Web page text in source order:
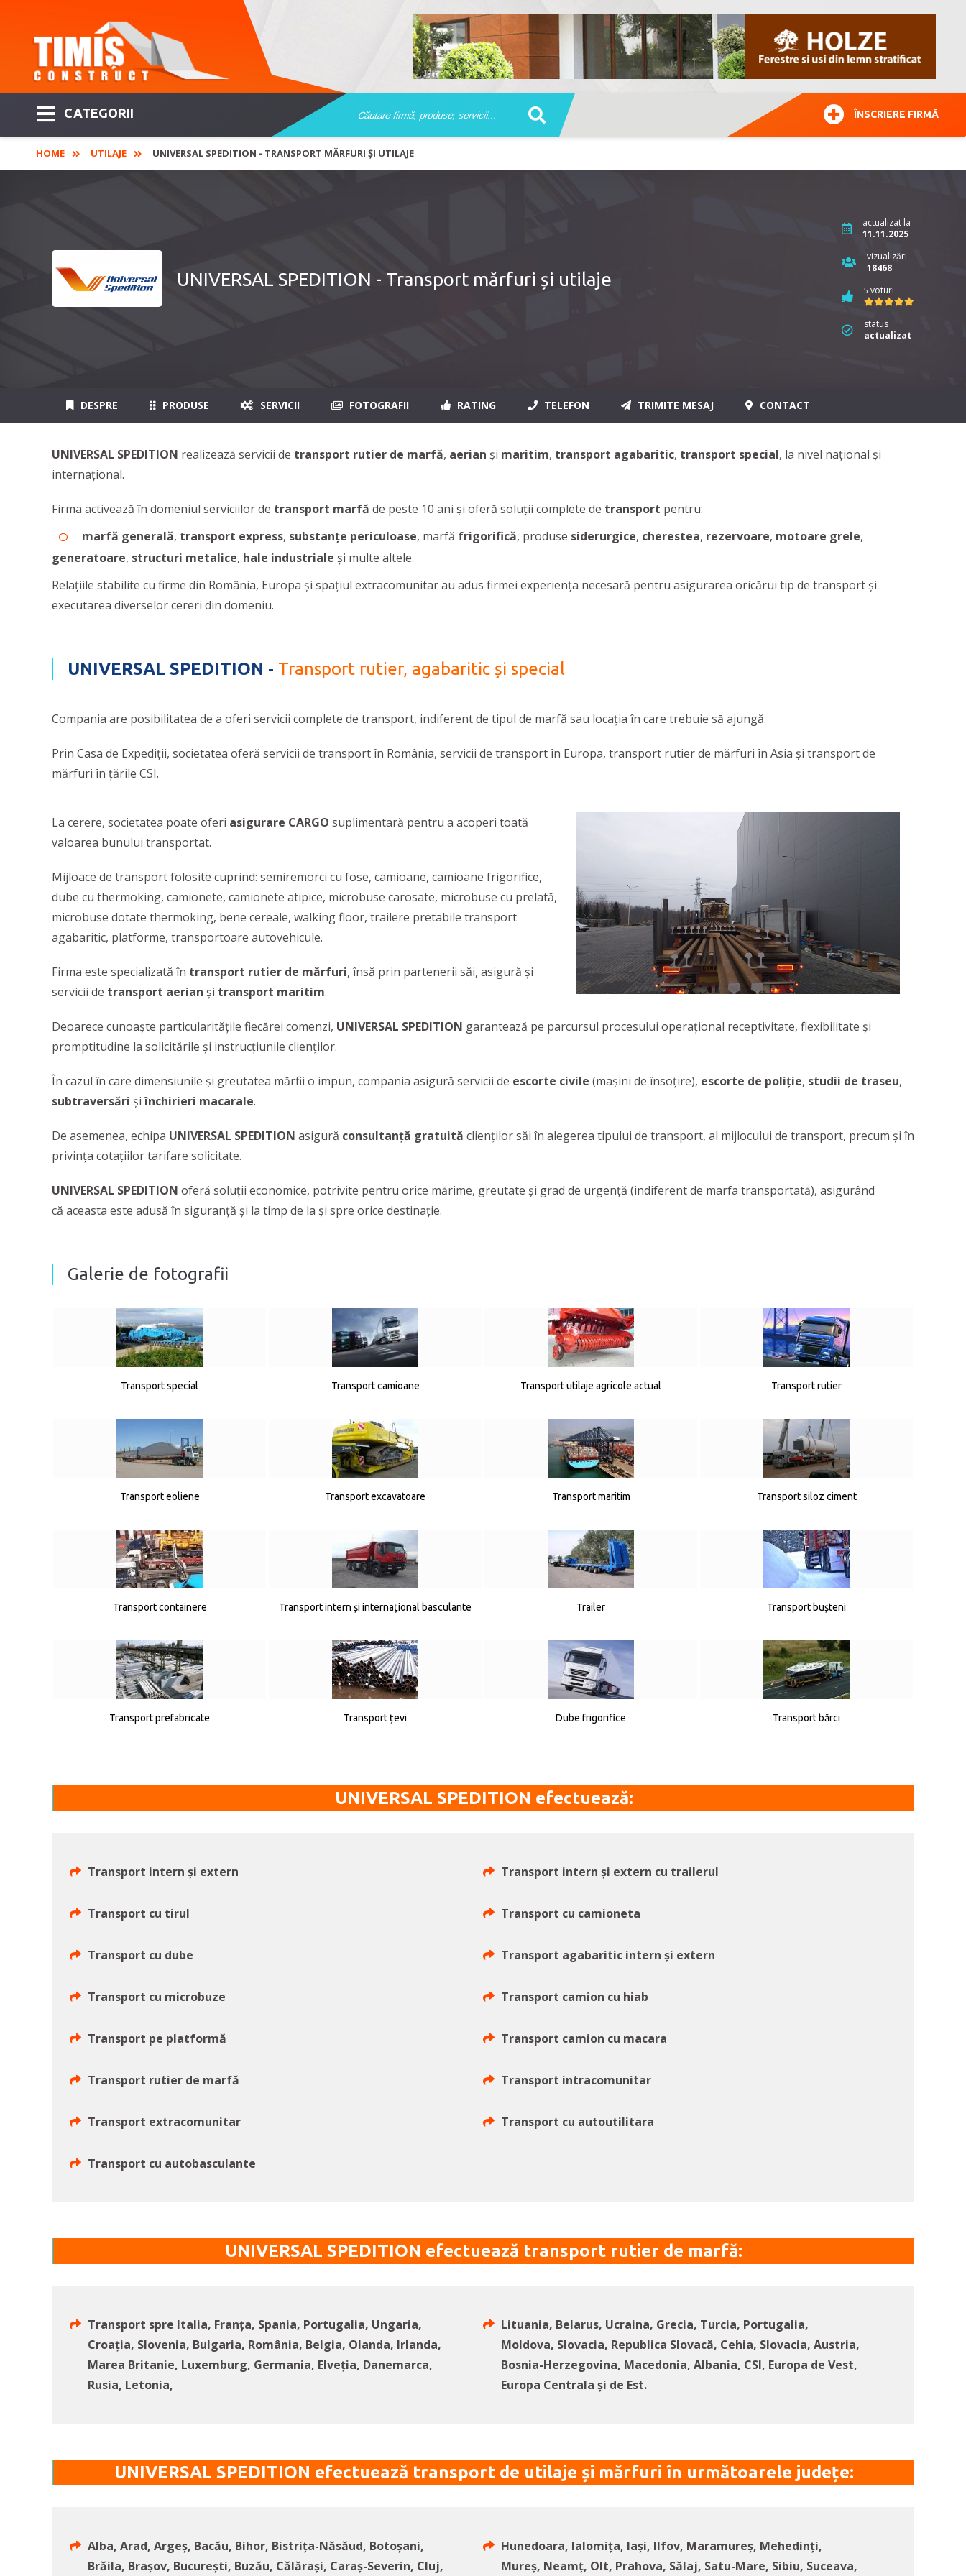
CATEGORII ÎNSCRIERE FIRMĂ
HOME UTILAJE UNIVERSAL SPEDITION - TRANSPORT MĂRFURI ȘI UTILAJE
UNIVERSAL SPEDITION - Transport mărfuri și utilaje
actualizat la
11.11.2025
vizualizări
18468
5 voturi
status
actualizat
DESPRE PRODUSE SERVICII FOTOGRAFII RATING TELEFON TRIMITE MESAJ CONTACT
UNIVERSAL SPEDITION realizează servicii de transport rutier de marfă, aerian și maritim, transport agabaritic, transport special, la nivel național și
internațional.
Firma activează în domeniul serviciilor de transport marfă de peste 10 ani și oferă soluții complete de transport pentru:
marfă generală, transport express, substanțe periculoase, marfă frigorifică, produse siderurgice, cherestea, rezervoare, motoare grele,
generatoare, structuri metalice, hale industriale şi multe altele.
Relațiile stabilite cu firme din România, Europa și spațiul extracomunitar au adus firmei experiența necesară pentru asigurarea oricărui tip de transport și
executarea diverselor cereri din domeniu.
UNIVERSAL SPEDITION - Transport rutier, agabaritic și special
Compania are posibilitatea de a oferi servicii complete de transport, indiferent de tipul de marfă sau locația în care trebuie să ajungă.
Prin Casa de Expediții, societatea oferă servicii de transport în România, servicii de transport în Europa, transport rutier de mărfuri în Asia și transport de
mărfuri în țările CSI.
La cerere, societatea poate oferi asigurare CARGO suplimentară pentru a acoperi toată
valoarea bunului transportat.
Mijloace de transport folosite cuprind: semiremorci cu fose, camioane, camioane frigorifice,
dube cu thermoking, camionete, camionete atipice, microbuse carosate, microbuse cu prelată,
microbuse dotate thermoking, bene cereale, walking floor, trailere pretabile transport
agabaritic, platforme, transportoare autovehicule.
Firma este specializată în transport rutier de mărfuri, însă prin partenerii săi, asigură și
servicii de transport aerian și transport maritim.
Deoarece cunoaște particularitățile fiecărei comenzi, UNIVERSAL SPEDITION garantează pe parcursul procesului operațional receptivitate, flexibilitate și
promptitudine la solicitările și instrucțiunile clienților.
În cazul în care dimensiunile și greutatea mărfii o impun, compania asigură servicii de escorte civile (mașini de însoțire), escorte de poliție, studii de traseu,
subtraversări șiînchirieri macarale.
De asemenea, echipa UNIVERSAL SPEDITION asigură consultanță gratuită clienților săi în alegerea tipului de transport, al mijlocului de transport, precum și în
privința cotațiilor tarifare solicitate.
UNIVERSAL SPEDITION oferă soluții economice, potrivite pentru orice mărime, greutate și grad de urgență (indiferent de marfa transportată), asigurând
că aceasta este adusă în siguranță și la timp de la și spre orice destinație.
Galerie de fotografii
Transport special Transport camioane Transport utilaje agricole actual Transport rutier
Transport eoliene Transport excavatoare Transport maritim Transport siloz ciment
Transport containere Transport intern și internațional basculante Trailer Transport bușteni
Transport prefabricate Transport țevi Dube frigorifice Transport bărci
UNIVERSAL SPEDITION efectuează:
Transport intern și extern Transport intern și extern cu trailerul
Transport cu tirul Transport cu camioneta
Transport cu dube Transport agabaritic intern și extern
Transport cu microbuze Transport camion cu hiab
Transport pe platformă Transport camion cu macara
Transport rutier de marfă Transport intracomunitar
Transport extracomunitar Transport cu autoutilitara
Transport cu autobasculante
UNIVERSAL SPEDITION efectuează transport rutier de marfă:
Transport spre Italia, Franța, Spania, Portugalia, Ungaria,
Croația, Slovenia, Bulgaria, România, Belgia, Olanda, Irlanda,
Marea Britanie, Luxemburg, Germania, Elveția, Danemarca,
Rusia, Letonia,
Lituania, Belarus, Ucraina, Grecia, Turcia, Portugalia,
Moldova, Slovacia, Republica Slovacă, Cehia, Slovacia, Austria,
Bosnia-Herzegovina, Macedonia, Albania, CSI, Europa de Vest,
Europa Centrala și de Est.
UNIVERSAL SPEDITION efectuează transport de utilaje și mărfuri în următoarele județe:
Alba, Arad, Argeș, Bacău, Bihor, Bistrița-Năsăud, Botoșani,
Brăila, Brașov, București, Buzău, Călărași, Caraș-Severin, Cluj,
Hunedoara, Ialomița, Iași, Ilfov, Maramureș, Mehedinți,
Mureș, Neamț, Olt, Prahova, Sălaj, Satu-Mare, Sibiu, Suceava,